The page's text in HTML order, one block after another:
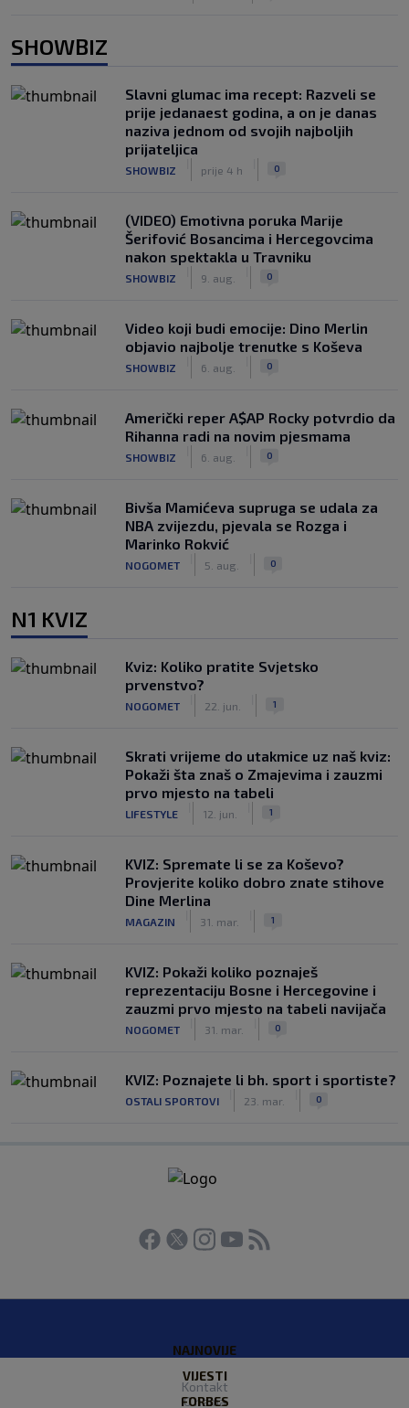
SHOWBIZ
Slavni glumac ima recept: Razveli se
prije jedanaest godina, a on je danas
naziva jednom od svojih najboljih
prijateljica
SHOWBIZ prije 4 h 0
(VIDEO) Emotivna poruka Marije
Šerifović Bosancima i Hercegovcima
nakon spektakla u Travniku
SHOWBIZ 9. aug. 0
Video koji budi emocije: Dino Merlin
objavio najbolje trenutke s Koševa
SHOWBIZ 6. aug. 0
Američki reper A$AP Rocky potvrdio da
Rihanna radi na novim pjesmama
SHOWBIZ 6. aug. 0
Bivša Mamićeva supruga se udala za
NBA zvijezdu, pjevala se Rozga i
Marinko Rokvić
NOGOMET 5. aug. 0
N1 KVIZ
Kviz: Koliko pratite Svjetsko
prvenstvo?
NOGOMET 22. jun. 1
Skrati vrijeme do utakmice uz naš kviz:
Pokaži šta znaš o Zmajevima i zauzmi
prvo mjesto na tabeli
LIFESTYLE 12. jun. 1
KVIZ: Spremate li se za Koševo?
Provjerite koliko dobro znate stihove
Dine Merlina
MAGAZIN 31. mar. 1
KVIZ: Pokaži koliko poznaješ
reprezentaciju Bosne i Hercegovine i
zauzmi prvo mjesto na tabeli navijača
NOGOMET 31. mar. 0
KVIZ: Poznajete li bh. sport i sportiste?
OSTALI SPORTOVI 23. mar. 0
NAJNOVIJE
VIJESTI
FORBES
Kontakt
O nama